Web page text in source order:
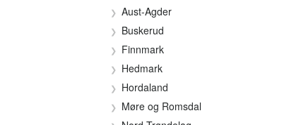
Aust-Agder
Buskerud
Finnmark
Hedmark
Hordaland
Møre og Romsdal